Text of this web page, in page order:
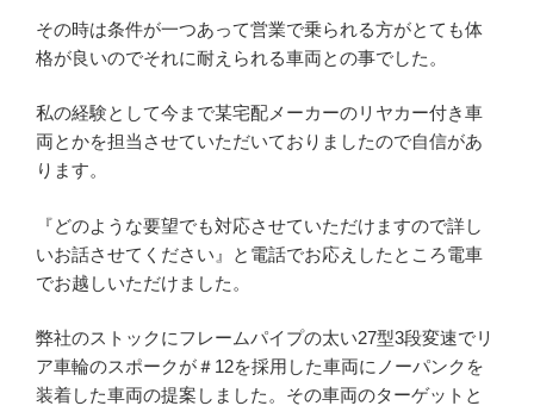
その時は条件が一つあって営業で乗られる方がとても体
格が良いのでそれに耐えられる車両との事でした。
私の経験として今まで某宅配メーカーのリヤカー付き車
両とかを担当させていただいておりましたので自信があ
ります。
『どのような要望でも対応させていただけますので詳し
いお話させてください』と電話でお応えしたところ電車
でお越しいただけました。
弊社のストックにフレームパイプの太い27型3段変速でリ
ア車輪のスポークが＃12を採用した車両にノーパンクを
装着した車両の提案しました。その車両のターゲットと